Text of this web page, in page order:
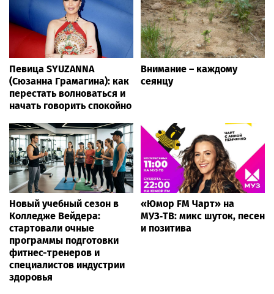
Певица SYUZANNA
(Сюзанна Грамагина): как
перестать волноваться и
начать говорить спокойно
Внимание – каждому
сеянцу
Новый учебный сезон в
Колледже Вейдера:
стартовали очные
программы подготовки
фитнес-тренеров и
специалистов индустрии
здоровья
«Юмор FM Чарт» на
МУЗ‑ТВ: микс шуток, песен
и позитива